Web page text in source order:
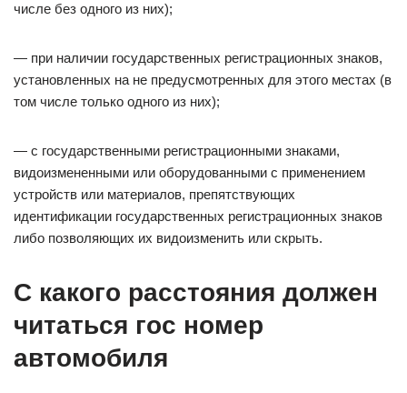
числе без одного из них);
— при наличии государственных регистрационных знаков,
установленных на не предусмотренных для этого местах (в
том числе только одного из них);
— с государственными регистрационными знаками,
видоизмененными или оборудованными с применением
устройств или материалов, препятствующих
идентификации государственных регистрационных знаков
либо позволяющих их видоизменить или скрыть.
С какого расстояния должен
читаться гос номер
автомобиля